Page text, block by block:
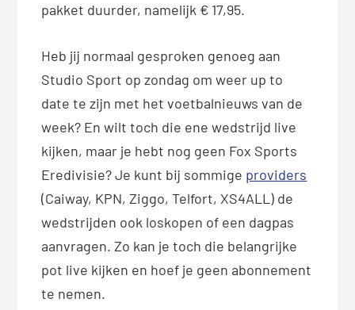
pakket duurder, namelijk € 17,95.
Heb jij normaal gesproken genoeg aan
Studio Sport op zondag om weer up to
date te zijn met het voetbalnieuws van de
week? En wilt toch die ene wedstrijd live
kijken, maar je hebt nog geen Fox Sports
Eredivisie? Je kunt bij sommige providers
(Caiway, KPN, Ziggo, Telfort, XS4ALL) de
wedstrijden ook loskopen of een dagpas
aanvragen. Zo kan je toch die belangrijke
pot live kijken en hoef je geen abonnement
te nemen.